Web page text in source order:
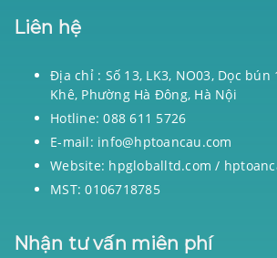
Liên hệ
Địa chỉ : Số 13, LK3, NO03, Dọc bún
Khê, Phường Hà Đông, Hà Nội
Hotline: 088 611 5726
E-mail: info@hptoancau.com
Website: hpgloballtd.com /
MST: 0106718785
Nhận tư vấn miên phí